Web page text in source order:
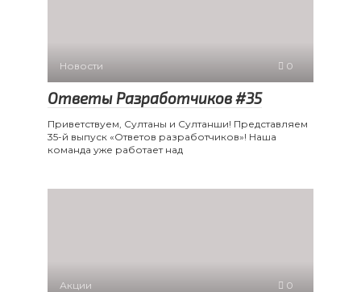
Новости 0
Ответы Разработчиков #35
Приветствуем, Султаны и Султанши! Представляем
35-й выпуск «Ответов разработчиков»! Наша
команда уже работает над
Акции 0